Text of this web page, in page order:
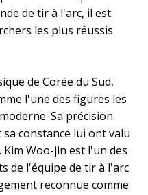
de tir à l'arc, il est
les plus réussis
de Corée du Sud,
l'une des figures les
Sa précision
constance lui ont valu
Woo-jin est l'un des
de l'équipe de tir à l'arc
reconnue comme